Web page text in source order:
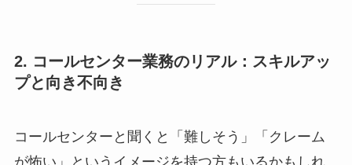
2. コールセンター業務のリアル：スキルアッ
プと向き不向き
コールセンターと聞くと「難しそう」「クレーム